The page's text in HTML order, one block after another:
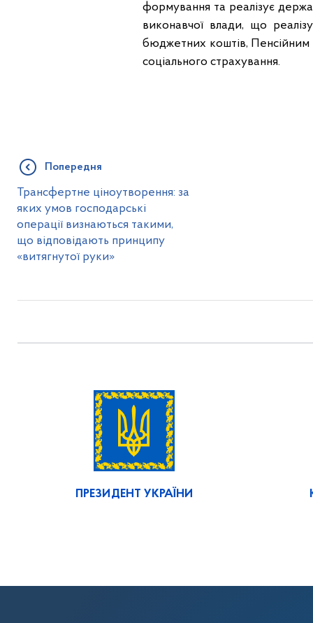
формування та реалізує
виконавчої влади, що
бюджетних коштів, Пенсійним
соціального страхування.
Попередня
Трансфертне ціноутворення: за
яких умов господарські
операції визнаються такими,
що відповідають принципу
«витягнутої руки»
ПРЕЗИДЕНТ УКРАЇНИ